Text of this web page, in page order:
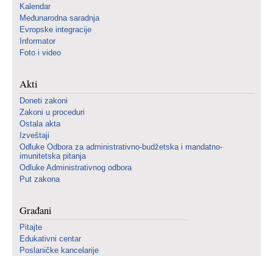
Kalendar
Međunarodna saradnja
Evropske integracije
Informator
Foto i video
Akti
Doneti zakoni
Zakoni u proceduri
Ostala akta
Izveštaji
Odluke Odbora za administrativno-budžetska i mandatno-
imunitetska pitanja
Odluke Administrativnog odbora
Put zakona
Građani
Pitajte
Edukativni centar
Poslaničke kancelarije